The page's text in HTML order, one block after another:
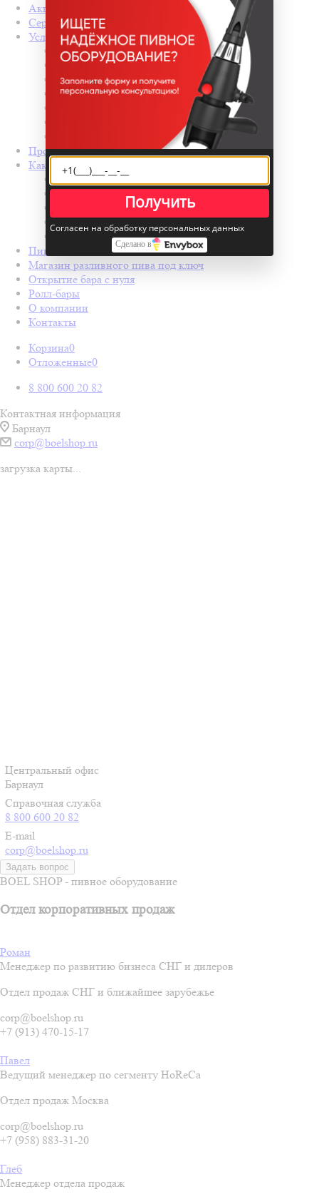
Акции
Сервис
Услуги
Назад
Услуги
Комплекты пивного оборудования
Сервисная служба BOEL
Производители
Как купить
Назад
Как купить
Условия оплаты
Условия доставки
Гарантия на товар
Пивные колонны
Магазин разливного пива под ключ
Открытие бара с нуля
Ролл-бары
О компании
Контакты
Корзина0
Отложенные0
8 800 600 20 82
Контактная информация
Барнаул
corp@boelshop.ru
загрузка карты...
Центральный офис
Барнаул
Справочная служба
8 800 600 20 82
E-mail
corp@boelshop.ru
Задать вопрос
BOEL SHOP - пивное оборудование
Отдел корпоративных продаж
Роман
Менеджер по развитию бизнеса СНГ и дилеров
Отдел продаж СНГ и ближайшее зарубежье
corp@boelshop.ru
+7 (913) 470-15-17
Павел
Ведущий менеджер по сегменту HoReCa
Отдел продаж Москва
corp@boelshop.ru
+7 (958) 883-31-20
Глеб
Менеджер отдела продаж
Получить
Согласен на обработку персональных данных
Сделано в